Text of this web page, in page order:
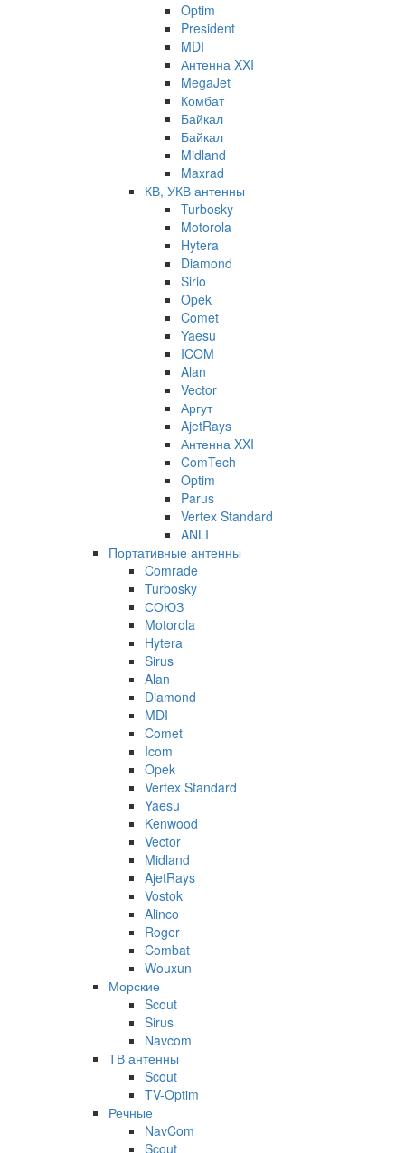
Optim
President
MDI
Антенна XXI
MegaJet
Комбат
Байкал
Байкал
Midland
Maxrad
КВ, УКВ антенны
Turbosky
Motorola
Hytera
Diamond
Sirio
Opek
Comet
Yaesu
ICOM
Alan
Vector
Аргут
AjetRays
Антенна XXI
ComTech
Optim
Parus
Vertex Standard
ANLI
Портативные антенны
Comrade
Turbosky
СОЮЗ
Motorola
Hytera
Sirus
Alan
Diamond
MDI
Comet
Icom
Opek
Vertex Standard
Yaesu
Kenwood
Vector
Midland
AjetRays
Vostok
Alinco
Roger
Combat
Wouxun
Морские
Scout
Sirus
Navcom
ТВ антенны
Scout
TV-Optim
Речные
NavCom
Scout